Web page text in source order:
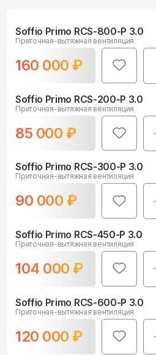
Soffio Primo RCS-800-P 3.0
Приточная-вытяжная вентиляция
160 000 ₽
Soffio Primo RCS-200-P 3.0
Приточная-вытяжная вентиляция
85 000 ₽
Soffio Primo RCS-300-P 3.0
Приточная-вытяжная вентиляция
90 000 ₽
Soffio Primo RCS-450-P 3.0
Приточная-вытяжная вентиляция
104 000 ₽
Soffio Primo RCS-600-P 3.0
Приточная-вытяжная вентиляция
120 000 ₽